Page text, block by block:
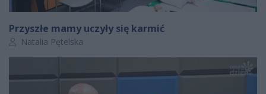
Przyszłe mamy uczyły się karmić
Autor artykułu:
Natalia Pętelska